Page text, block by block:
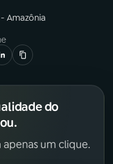
Amazônia
do
apenas um clique.